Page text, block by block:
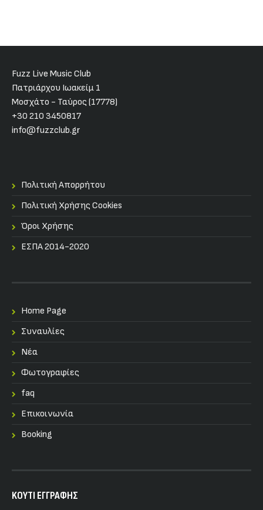
Fuzz Live Music Club
Πατριάρχου Ιωακείμ 1
Μοσχάτο - Ταύρος (17778)
+30 210 3450817
info@fuzzclub.gr
Πολιτική Απορρήτου
Πολιτική Χρήσης Cookies
Όροι Χρήσης
ΕΣΠΑ 2014-2020
Home Page
Συναυλίες
Nέα
Φωτογραφίες
faq
Επικοινωνία
Booking
KOYTI ΕΓΓΡΑΦΗΣ